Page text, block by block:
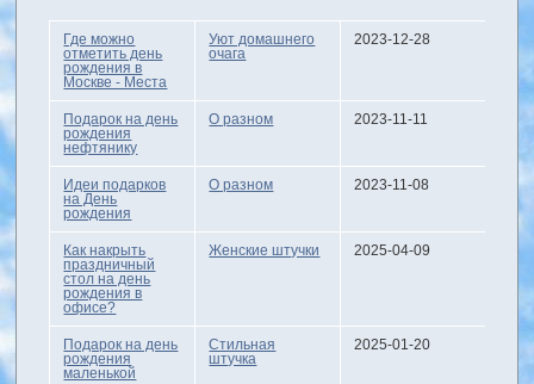
Где можно
отметить день
рождения в
Москве - Места
Уют домашнего
очага
2023-12-28
Подарок на день
рождения
нефтянику
О разном 2023-11-11
Идеи подарков
на День
рождения
О разном 2023-11-08
Как накрыть
праздничный
стол на день
рождения в
офисе?
Женские штучки 2025-04-09
Подарок на день
рождения
маленькой
Стильная
штучка
2025-01-20